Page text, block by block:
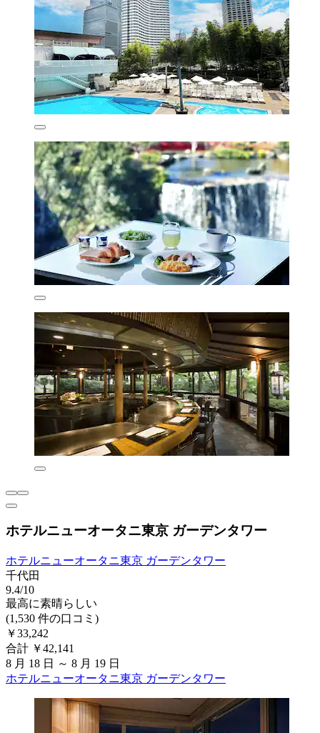
ホテルニューオータニ東京 ガーデンタワー
ホテルニューオータニ東京 ガーデンタワー
千代田
9.4/10
最高に素晴らしい
(1,530 件の口コミ)
￥33,242
合計 ￥42,141
8 月 18 日 ～ 8 月 19 日
ホテルニューオータニ東京 ガーデンタワー